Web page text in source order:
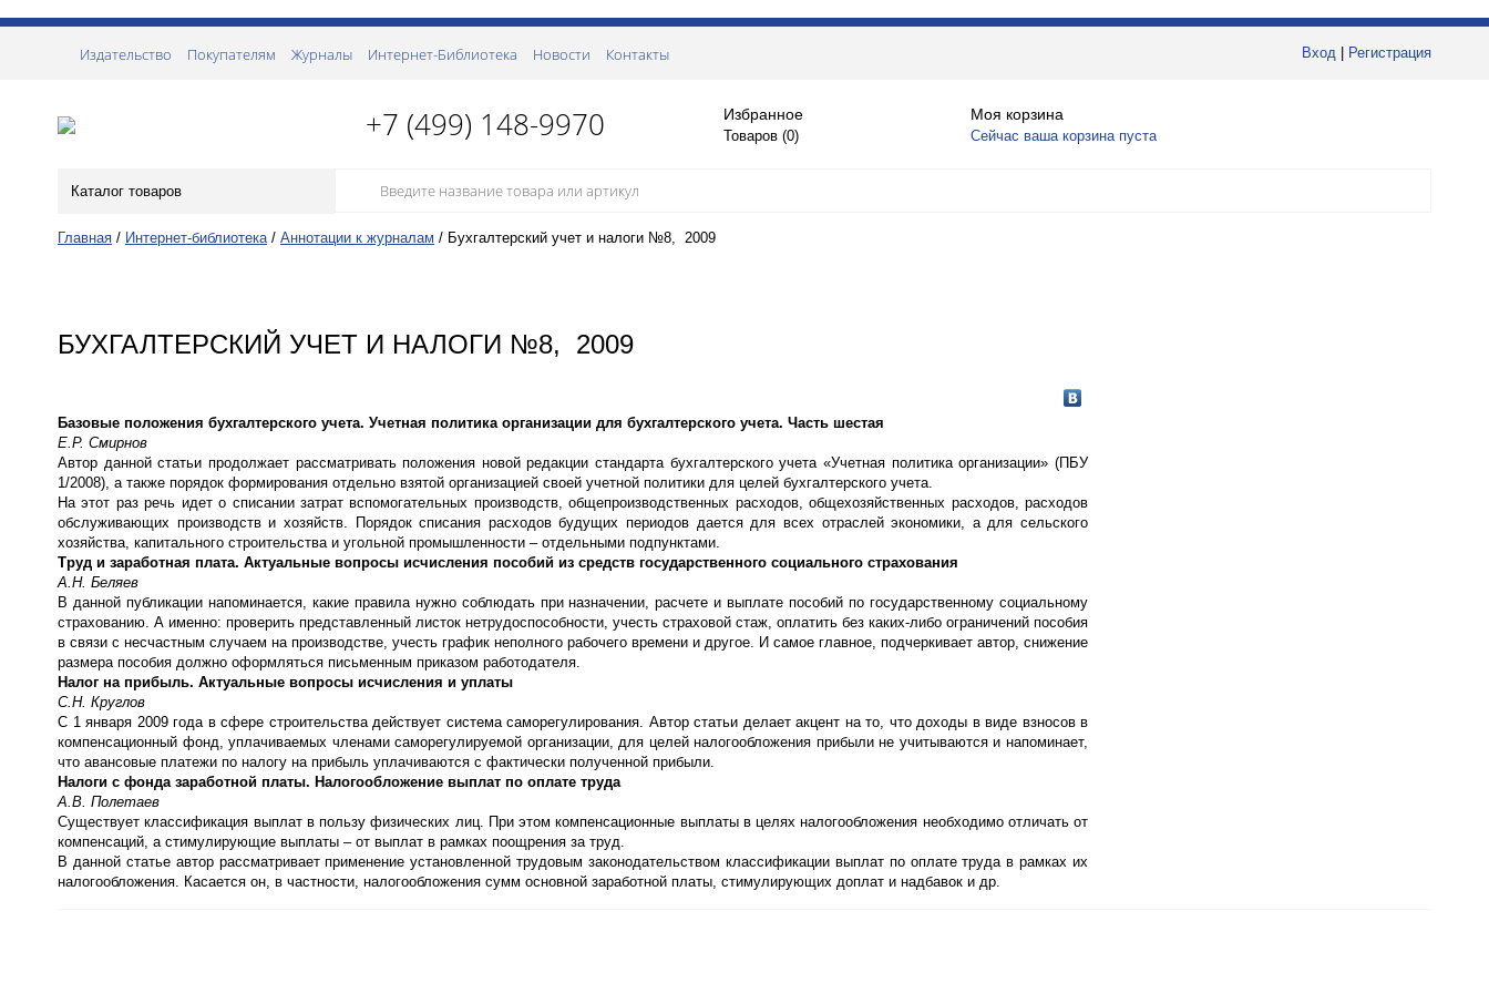
Вход Регистрация
Издательство Покупателям Журналы Интернет-Библиотека Новости Контакты
+7 (499) 148-9970 Избранное
Товаров (0)
Моя корзина
Сейчас ваша корзина пуста
Каталог товаров
Главная / Интернет-библиотека / Аннотации к журналам / Бухгалтерский учет и налоги №8, 2009
БУХГАЛТЕРСКИЙ УЧЕТ И НАЛОГИ №8, 2009
Базовые положения бухгалтерского учета. Учетная политика организации для бухгалтерского учета. Часть шестая
Е.Р. Смирнов
Автор данной статьи продолжает рассматривать положения новой редакции стандарта бухгалтерского учета «Учетная политика организации» (ПБУ
1/2008), а также порядок формирования отдельно взятой организацией своей учетной политики для целей бухгалтерского учета.
На этот раз речь идет о списании затрат вспомогательных производств, общепроизводственных расходов, общехозяйственных расходов, расходов
обслуживающих производств и хозяйств. Порядок списания расходов будущих периодов дается для всех отраслей экономики, а для сельского
хозяйства, капитального строительства и угольной промышленности – отдельными подпунктами.
Труд и заработная плата. Актуальные вопросы исчисления пособий из средств государственного социального страхования
А.Н. Беляев
В данной публикации напоминается, какие правила нужно соблюдать при назначении, расчете и выплате пособий по государственному социальному
страхованию. А именно: проверить представленный листок нетрудоспособности, учесть страховой стаж, оплатить без каких-либо ограничений пособия
в связи с несчастным случаем на производстве, учесть график неполного рабочего времени и другое. И самое главное, подчеркивает автор, снижение
размера пособия должно оформляться письменным приказом работодателя.
Налог на прибыль. Актуальные вопросы исчисления и уплаты
С.Н. Круглов
С 1 января 2009 года в сфере строительства действует система саморегулирования. Автор статьи делает акцент на то, что доходы в виде взносов в
компенсационный фонд, уплачиваемых членами саморегулируемой организации, для целей налогообложения прибыли не учитываются и напоминает,
что авансовые платежи по налогу на прибыль уплачиваются с фактически полученной прибыли.
Налоги с фонда заработной платы. Налогообложение выплат по оплате труда
А.В. Полетаев
Существует классификация выплат в пользу физических лиц. При этом компенсационные выплаты в целях налогообложения необходимо отличать от
компенсаций, а стимулирующие выплаты – от выплат в рамках поощрения за труд.
В данной статье автор рассматривает применение установленной трудовым законодательством классификации выплат по оплате труда в рамках их
налогообложения. Касается он, в частности, налогообложения сумм основной заработной платы, стимулирующих доплат и надбавок и др.